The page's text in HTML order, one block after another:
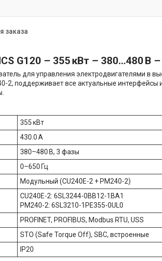
заказа
G120 – 355 кВт – 380…480 В –
для управления электродвигателями в
2, поддерживает все актуальные интерфейсы
355 кВт
430.0 А
380–480 В, 3 фазы
0–650 Гц
Модульный (CU240E-2 + PM240-2)
CU240E-2: 6SL3244-0BB12-1BA1
PM240-2: 6SL3210-1PE355-0UL0
PROFINET, PROFIBUS, Modbus RTU, USS
STO (Safe Torque Off), SBC, встроенные
IP20